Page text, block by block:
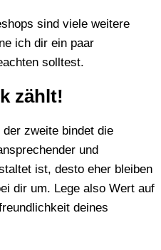
sind viele weitere
ich dir ein paar
solltest.
zählt!
zweite bindet die
und
ist, desto eher bleiben
dir um. Lege also Wert auf
deines